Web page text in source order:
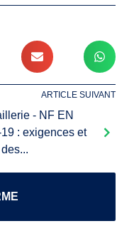
ARTICLE SUIVANT
- NF EN
: exigences et